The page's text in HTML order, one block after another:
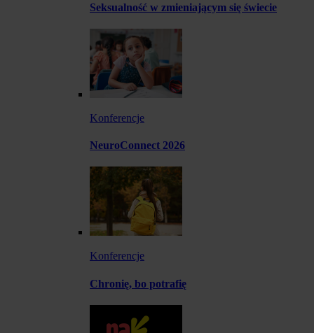
Seksualność w zmieniającym się świecie
Konferencje
NeuroConnect 2026
Konferencje
Chronię, bo potrafię